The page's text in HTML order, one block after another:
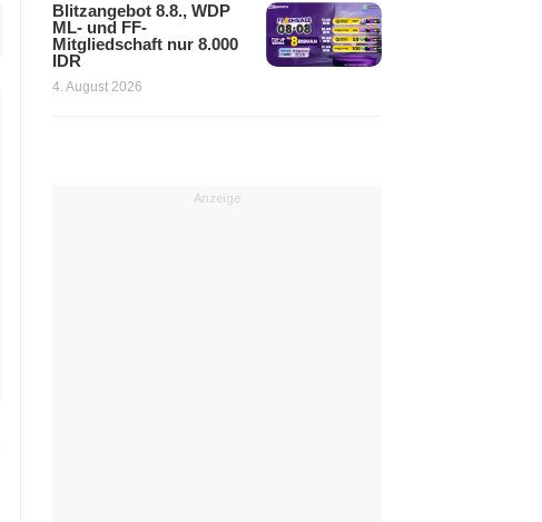
Blitzangebot 8.8., WDP
ML- und FF-
Mitgliedschaft nur 8.000
IDR
4. August 2026
Anzeige